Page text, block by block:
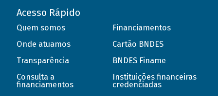
Acesso Rápido
Quem somos
Onde atuamos
Transparência
Consulta a
financiamentos
Financiamentos
Cartão BNDES
BNDES Finame
Instituições financeiras
credenciadas